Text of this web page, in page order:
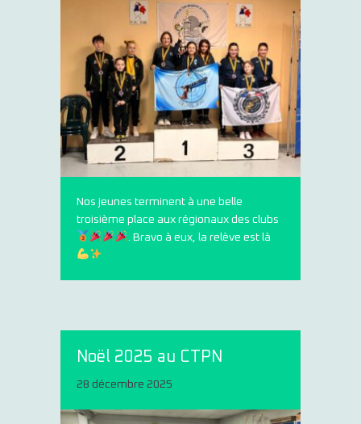
Nos jeunes terminent à une belle
troisième place aux régionaux des clubs
. Bravo à eux, la relève est là
Noël 2025 au CTPN
28 décembre 2025